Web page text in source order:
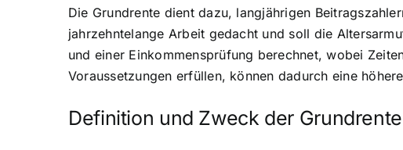
Die Grundrente dient dazu, langjährigen
jahrzehntelange Arbeit gedacht und soll die
und einer Einkommensprüfung berechnet, wobei
Voraussetzungen erfüllen, können dadurch eine
Definition und Zweck der Grundrente